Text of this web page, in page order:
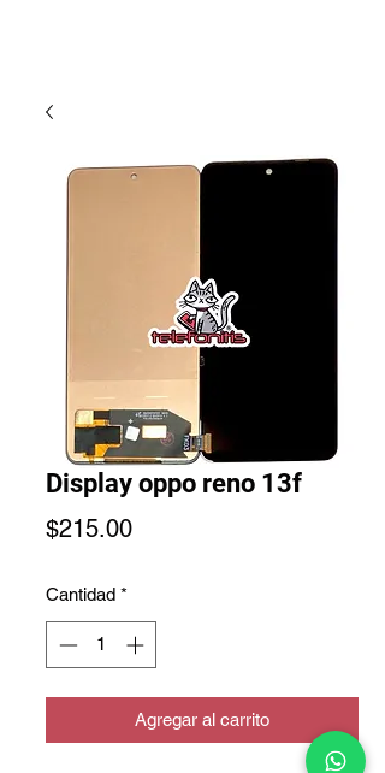
Display oppo reno 13f
$215.00Precio
Cantidad *
Agregar al carrito